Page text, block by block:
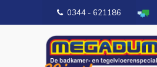
0344 - 621186